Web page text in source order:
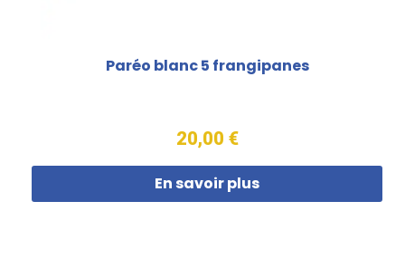
Paréo blanc 5 frangipanes
20,00 €
En savoir plus